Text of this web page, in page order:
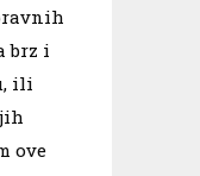
brz i
ili
ove